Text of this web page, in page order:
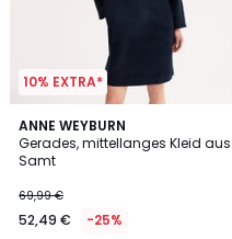
10% EXTRA*
ANNE WEYBURN
Gerades, mittellanges Kleid aus
Samt
69,99 €
52,49 € -25%
1
/
5